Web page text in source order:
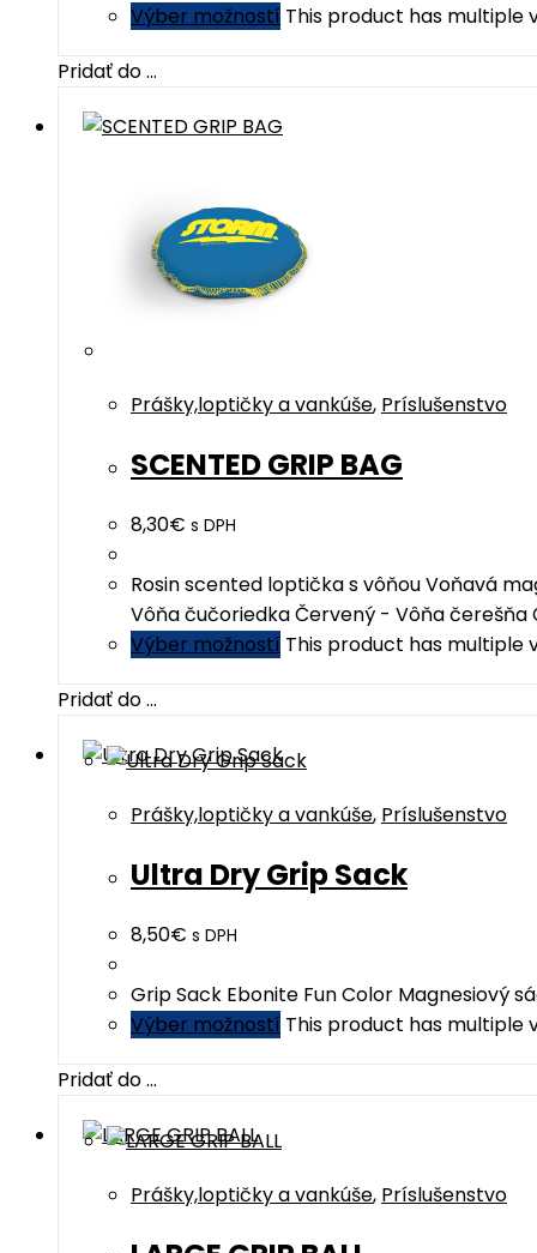
Výber možností This product has multiple
Pridať do ...
Prášky,loptičky a vankúše, Príslušenstvo
SCENTED GRIP BAG
8,30€ s DPH
Rosin scented loptička s vôňou Voňavá
Vôňa čučoriedka Červený - Vôňa čerešňa
Výber možností This product has multiple
Pridať do ...
Prášky,loptičky a vankúše, Príslušenstvo
Ultra Dry Grip Sack
8,50€ s DPH
Grip Sack Ebonite Fun Color Magnesiový
Výber možností This product has multiple
Pridať do ...
Prášky,loptičky a vankúše, Príslušenstvo